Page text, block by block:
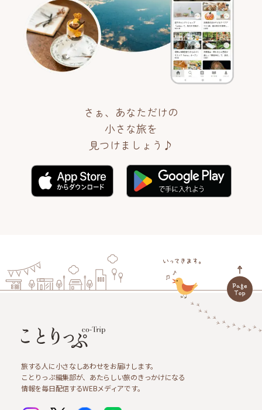
さぁ、あなただけの
小さな旅を
見つけましょう♪
旅する人に小さなしあわせをお届けします。
ことりっぷ編集部が、あたらしい旅のきっかけになる
情報を毎日配信するWEBメディアです。